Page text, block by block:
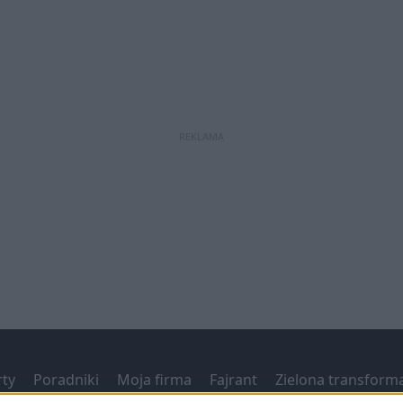
Poradniki Moja firma Fajrant Zielona